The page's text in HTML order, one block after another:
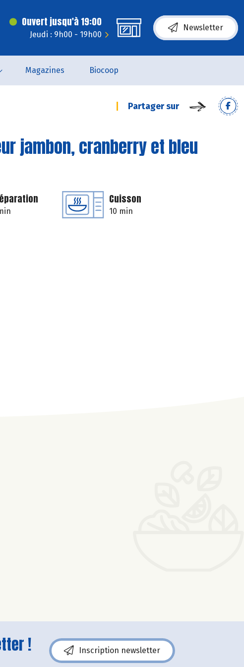
Ouvert jusqu'à 19:00
Jeudi : 9h00 - 19h00
Newsletter
Magazines Biocoop
Partager sur
jambon, cranberry et bleu
Cuisson
10 min
! Inscription newsletter